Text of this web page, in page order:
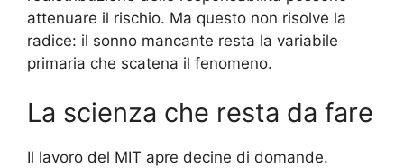
attenuare il rischio. Ma questo non risolve la
radice: il sonno mancante resta la variabile
primaria che scatena il fenomeno.
La scienza che resta da fare
Il lavoro del MIT apre decine di domande.